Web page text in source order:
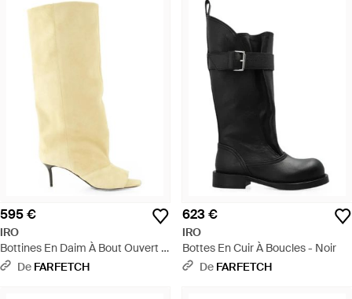
595 €
IRO
Bottines En Daim À Bout Ouvert -
Blanc
De FARFETCH
623 €
IRO
Bottes En Cuir À Boucles - Noir
De FARFETCH